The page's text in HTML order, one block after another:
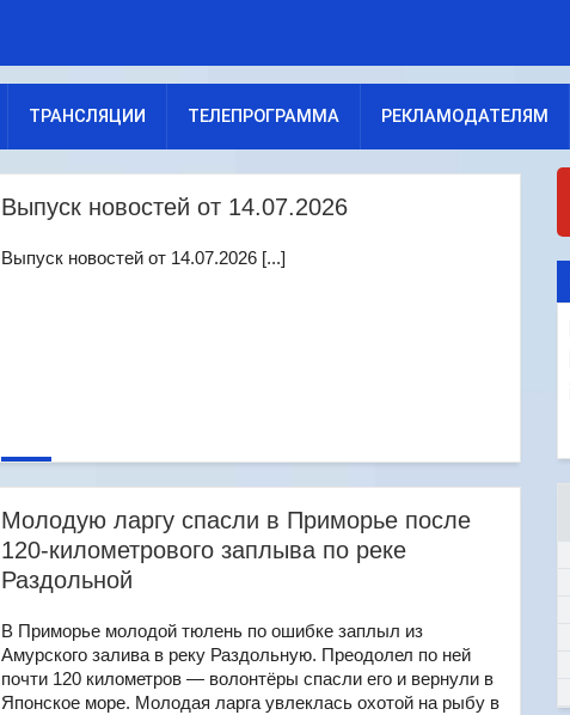
ТРАНСЛЯЦИИ ТЕЛЕПРОГРАММА РЕКЛАМОДАТЕЛЯМ
Выпуск новостей от 14.07.2026
Выпуск новостей от 14.07.2026 [...]
Молодую ларгу спасли в Приморье после
120-километрового заплыва по реке
Раздольной
В Приморье молодой тюлень по ошибке заплыл из
Амурского залива в реку Раздольную. Преодолел по ней
почти 120 километров — волонтёры спасли его и вернули в
Японское море. Молодая ларга увлеклась охотой на рыбу в